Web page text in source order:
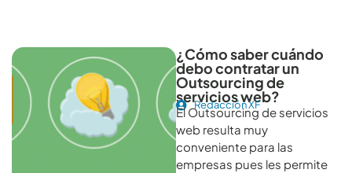
¿Cómo saber cuándo
debo contratar un
Outsourcing de
servicios web?
Redacción XF
El Outsourcing de servicios
web resulta muy
conveniente para las
empresas pues les permite